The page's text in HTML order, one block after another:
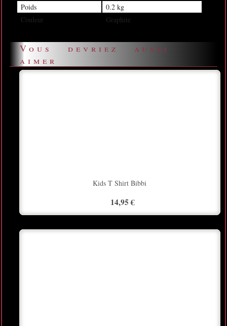
Poids
0.2 kg
Couleur
Graphite
Vous devriez aussi
aimer
Kids T Shirt Bibbi
14,95 €